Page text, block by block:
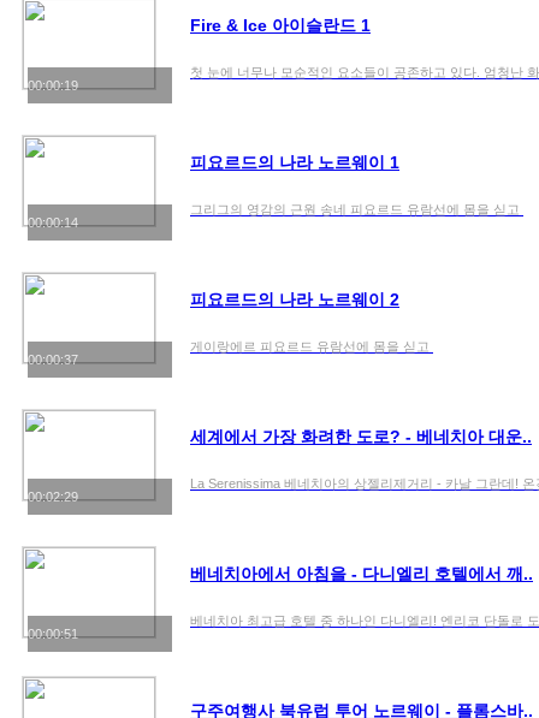
00:00:19
Fire & Ice 아이슬란드 1
첫 눈에 너무나 모순적인 요소들이 공존하고 있다. 엄청난
00:00:14
피요르드의 나라 노르웨이 1
그리그의 영감의 근원 송네 피요르드 유람선에 몸을 싣고
00:00:37
피요르드의 나라 노르웨이 2
게이랑에르 피요르드 유람선에 몸을 싣고
00:02:29
세계에서 가장 화려한 도로? - 베네치아 대운..
La Serenissima 베네치아의 상젤리제거리 - 카날 그란데!
00:00:51
베네치아에서 아침을 - 다니엘리 호텔에서 깨..
베네치아 최고급 호텔 중 하나인 다니엘리! 엔리코 단돌로
구주여행사 북유럽 투어 노르웨이 - 플롬스바..